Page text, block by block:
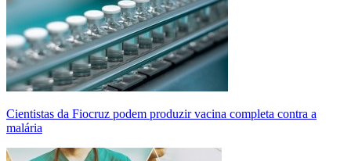
Cientistas da Fiocruz podem produzir vacina completa contra a
malária